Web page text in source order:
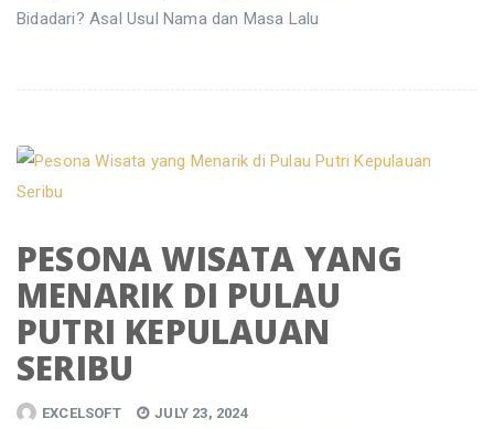
Bidadari? Asal Usul Nama dan Masa Lalu
PESONA WISATA YANG
MENARIK DI PULAU
PUTRI KEPULAUAN
SERIBU
EXCELSOFT
JULY 23, 2024